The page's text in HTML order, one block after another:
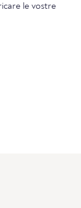
le vostre